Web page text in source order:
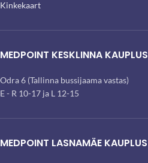
Kinkekaart
MEDPOINT KESKLINNA KAUPLUS
Odra 6 (Tallinna bussijaama vastas)
E - R 10-17 ja L 12-15
MEDPOINT LASNAMÄE KAUPLUS